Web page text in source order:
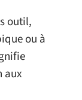
outil,
ou à
aux